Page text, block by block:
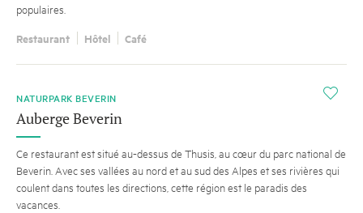
populaires.
Restaurant Hôtel Café
i
NATURPARK BEVERIN
Auberge Beverin
Ce restaurant est situé au-dessus de Thusis, au cœur du parc national de
Beverin. Avec ses vallées au nord et au sud des Alpes et ses rivières qui
coulent dans toutes les directions, cette région est le paradis des
vacances.